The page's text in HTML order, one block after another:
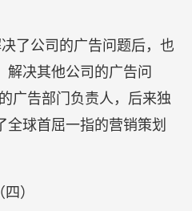
了公司的广告问题后，也
解决其他公司的广告问
广告部门负责人，后来独
全球首屈一指的营销策划
（四）